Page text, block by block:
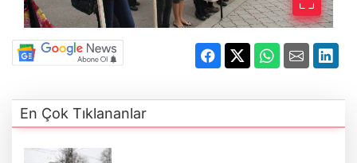
En Çok Tıklananlar